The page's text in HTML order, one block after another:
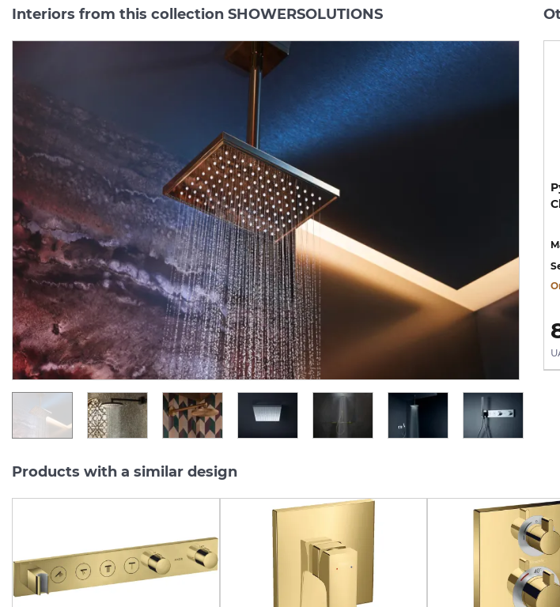
Interiors from this collection SHOWERSOLUTIONS
Верхній душ Axor 300 1jet
P з тримачем, Polished
Red Gold (35300300)
Manufacturer:
AXOR
Series:
SHOWERSOLUTIONS
On order
165 958.00
UAH/pc.
Верхній душ Axor 300 1jet
P з тримачем, Chrome
(35300000)
Manufacturer:
AXOR
Series:
SHOWERSOLUTIONS
Quantity of goods is
limited
110 639.00
UAH/pc.
Series:
SHOWERSOLUTIONS
Quantity of goods is
limited
15 340.00
Products with a similar design